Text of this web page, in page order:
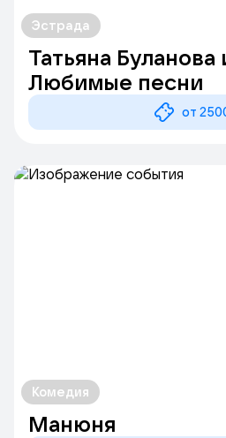
Эстрада
Татьяна Буланова
Любимые песни
от
Комедия
Манюня